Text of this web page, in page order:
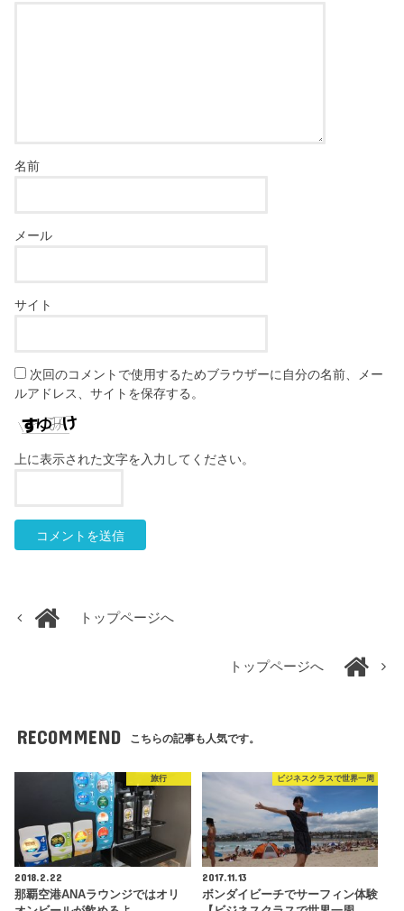
名前
メール
サイト
次回のコメントで使用するためブラウザーに自分の名前、メー
ルアドレス、サイトを保存する。
上に表示された文字を入力してください。
トップページへ
トップページへ
RECOMMEND こちらの記事も人気です。
旅行
2018.2.22
那覇空港ANAラウンジではオリ
ビジネスクラスで世界一周
2017.11.13
ボンダイビーチでサーフィン体験